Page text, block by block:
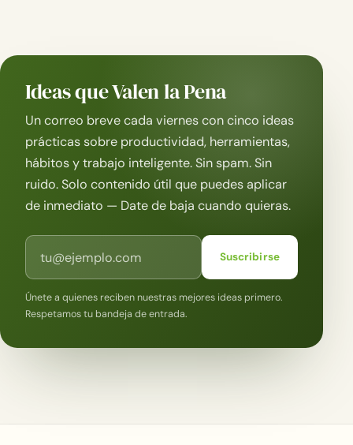
Ideas que Valen la Pena
Un correo breve cada viernes con cinco ideas
prácticas sobre productividad, herramientas,
hábitos y trabajo inteligente. Sin spam. Sin
ruido. Solo contenido útil que puedes aplicar
de inmediato — Date de baja cuando quieras.
Correo electrónico
Suscribirse
Únete a quienes reciben nuestras mejores ideas primero.
Respetamos tu bandeja de entrada.